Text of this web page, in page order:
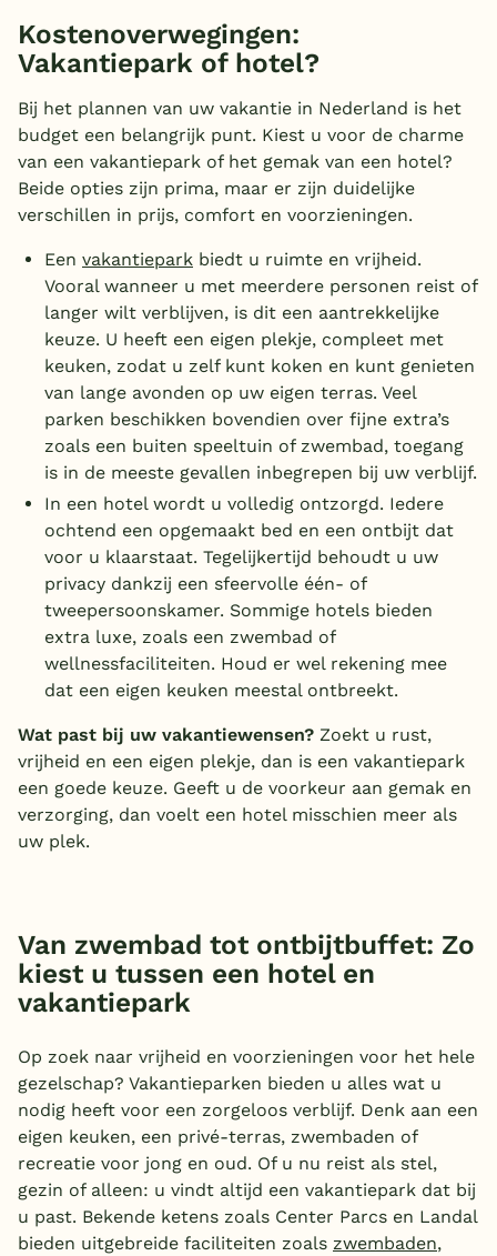
Kostenoverwegingen:
Vakantiepark of hotel?
Bij het plannen van uw vakantie in Nederland is het
budget een belangrijk punt. Kiest u voor de charme
van een vakantiepark of het gemak van een hotel?
Beide opties zijn prima, maar er zijn duidelijke
verschillen in prijs, comfort en voorzieningen.
Een vakantiepark biedt u ruimte en vrijheid.
Vooral wanneer u met meerdere personen reist of
langer wilt verblijven, is dit een aantrekkelijke
keuze. U heeft een eigen plekje, compleet met
keuken, zodat u zelf kunt koken en kunt genieten
van lange avonden op uw eigen terras. Veel
parken beschikken bovendien over fijne extra’s
zoals een buiten speeltuin of zwembad, toegang
is in de meeste gevallen inbegrepen bij uw verblijf.
In een hotel wordt u volledig ontzorgd. Iedere
ochtend een opgemaakt bed en een ontbijt dat
voor u klaarstaat. Tegelijkertijd behoudt u uw
privacy dankzij een sfeervolle één- of
tweepersoonskamer. Sommige hotels bieden
extra luxe, zoals een zwembad of
wellnessfaciliteiten. Houd er wel rekening mee
dat een eigen keuken meestal ontbreekt.
Wat past bij uw vakantiewensen? Zoekt u rust,
vrijheid en een eigen plekje, dan is een vakantiepark
een goede keuze. Geeft u de voorkeur aan gemak en
verzorging, dan voelt een hotel misschien meer als
uw plek.
Van zwembad tot ontbijtbuffet: Zo
kiest u tussen een hotel en
vakantiepark
Op zoek naar vrijheid en voorzieningen voor het hele
gezelschap? Vakantieparken bieden u alles wat u
nodig heeft voor een zorgeloos verblijf. Denk aan een
eigen keuken, een privé-terras, zwembaden of
recreatie voor jong en oud. Of u nu reist als stel,
gezin of alleen: u vindt altijd een vakantiepark dat bij
u past. Bekende ketens zoals Center Parcs en Landal
bieden uitgebreide faciliteiten zoals zwembaden,